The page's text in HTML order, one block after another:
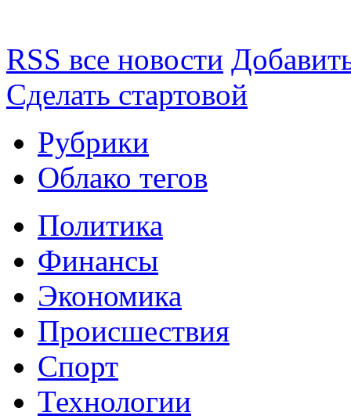
RSS все новости
Сделать стартовой
Рубрики
Облако тегов
Политика
Финансы
Экономика
Происшествия
Спорт
Технологии